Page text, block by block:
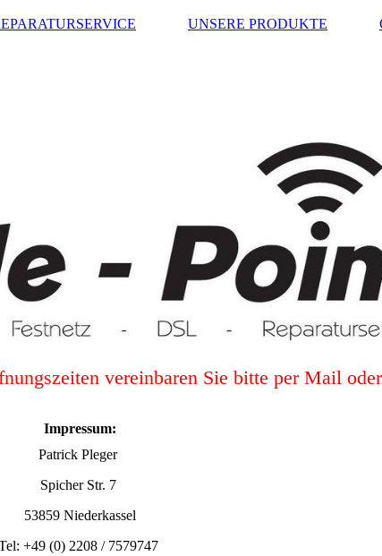
UNSERE PRODUKTE
vereinbaren Sie bitte per Mail
Impressum:
Patrick Pleger
Spicher Str. 7
53859 Niederkassel
+49 (0) 2208 / 7579747